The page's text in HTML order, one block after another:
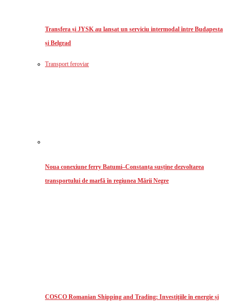
Transfera și JYSK au lansat un serviciu intermodal între Budapesta
și Belgrad
Transport feroviar
Noua conexiune ferry Batumi–Constanța susține dezvoltarea
transportului de marfă în regiunea Mării Negre
COSCO Romanian Shipping and Trading: Investiţiile în energie și